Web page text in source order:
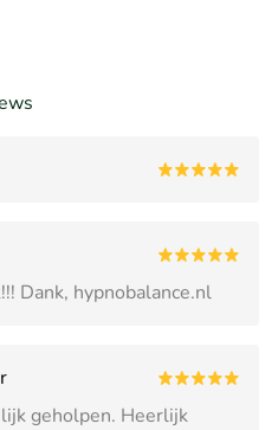
Dank, hypnobalance.nl
geholpen. Heerlijk